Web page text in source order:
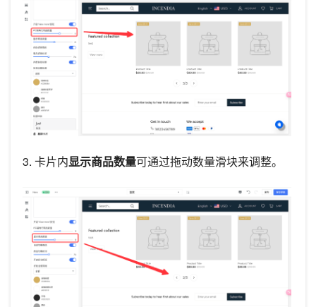
3. 卡片内显示商品数量可通过拖动数量滑块来调整。